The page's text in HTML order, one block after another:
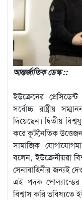
আন্তর্জাতিক ডেস্ক ::
ইউক্রেনের
সর্বোচ্চ রাষ্ট্রীয়
দিয়েছেন। দ্বিতীয়
করে কূটনৈতিক
সামাজিক
বলেন, ইউক্রেনীয়রা
সেনাবাহিনীর জন্যই
এই পদক পোল্যান্ডের
বিশ্বাস করি ভবিষ্যতে